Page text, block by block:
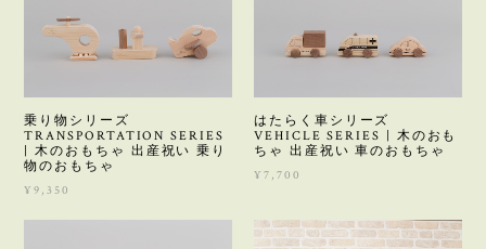
乗り物シリーズ
TRANSPORTATION SERIES
| 木のおもちゃ 出産祝い 乗り
物のおもちゃ
¥9,350
はたらく車シリーズ
VEHICLE SERIES | 木のおも
ちゃ 出産祝い 車のおもちゃ
¥7,700